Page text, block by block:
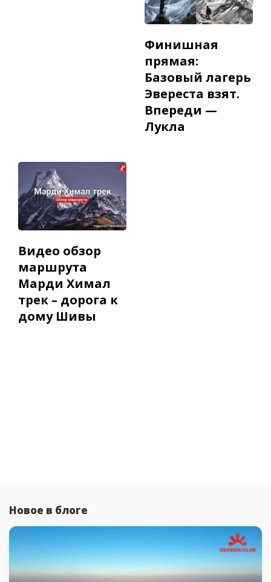
Финишная
прямая:
Базовый лагерь
Эвереста взят.
Впереди —
Лукла
Видео обзор
маршрута
Марди Химал
трек – дорога к
дому Шивы
Новое в блоге